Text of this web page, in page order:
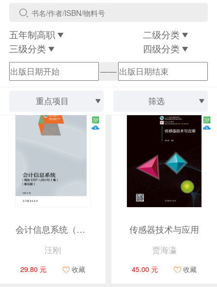
五年制高职
二级分类
三级分类
四级分类
——
重点项目 筛选
会计信息系统（第五版）（用友ERP-U8V10.1版）
汪刚
29.80 元 收藏
传感器技术与应用
贾海瀛
45.00 元 收藏